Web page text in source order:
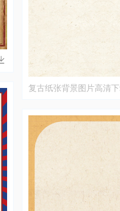
复古纸张背景图片高清